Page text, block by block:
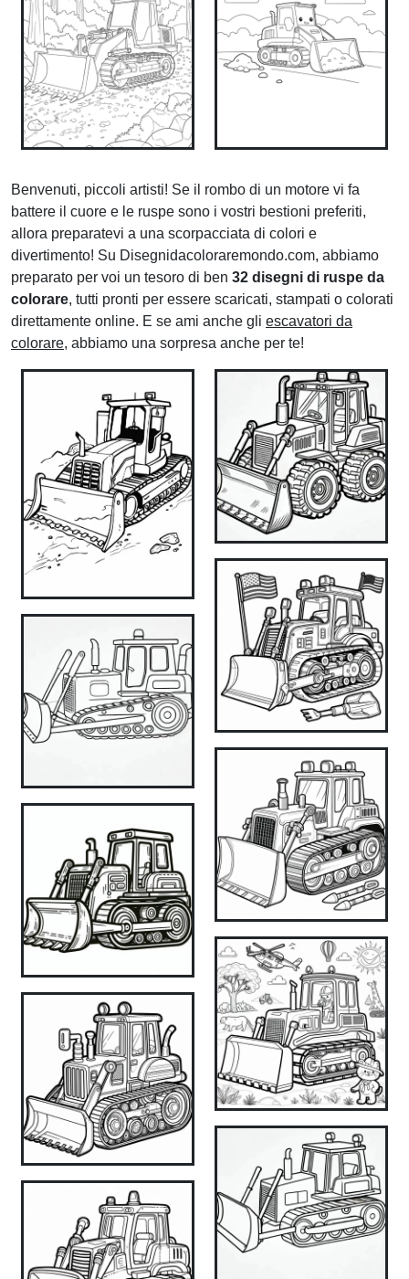
Benvenuti, piccoli artisti! Se il rombo di un motore vi fa
battere il cuore e le ruspe sono i vostri bestioni preferiti,
allora preparatevi a una scorpacciata di colori e
divertimento! Su Disegnidacoloraremondo.com, abbiamo
preparato per voi un tesoro di ben 32 disegni di ruspe da
colorare, tutti pronti per essere scaricati, stampati o colorati
direttamente online. E se ami anche gli escavatori da
colorare, abbiamo una sorpresa anche per te!